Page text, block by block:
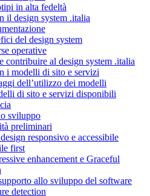
in alta fedeltà
il design system .italia
del design system
operative
contribuire al design system .italia
i modelli di sito e servizi
dell’utilizzo dei modelli
di sito e servizi disponibili
sviluppo
preliminari
responsivo e accessibile
first
enhancement e Graceful
allo sviluppo del software
detection